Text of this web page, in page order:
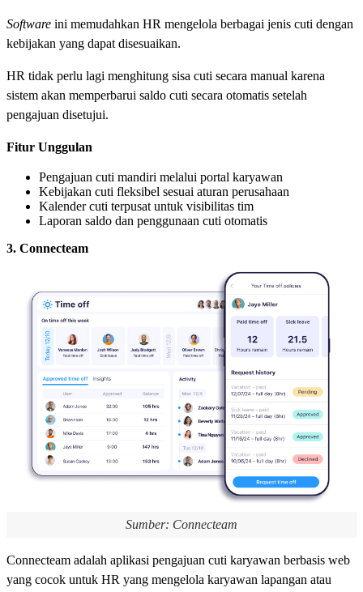
Software ini memudahkan HR mengelola berbagai jenis cuti dengan
kebijakan yang dapat disesuaikan.
HR tidak perlu lagi menghitung sisa cuti secara manual karena
sistem akan memperbarui saldo cuti secara otomatis setelah
pengajuan disetujui.
Fitur Unggulan
Pengajuan cuti mandiri melalui portal karyawan
Kebijakan cuti fleksibel sesuai aturan perusahaan
Kalender cuti terpusat untuk visibilitas tim
Laporan saldo dan penggunaan cuti otomatis
3. Connecteam
Sumber: Connecteam
Connecteam adalah aplikasi pengajuan cuti karyawan berbasis web
yang cocok untuk HR yang mengelola karyawan lapangan atau